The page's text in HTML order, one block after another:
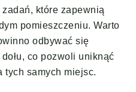
które zapewnią
pomieszczeniu. Warto
odbywać się
co pozwoli uniknąć
tych samych miejsc.